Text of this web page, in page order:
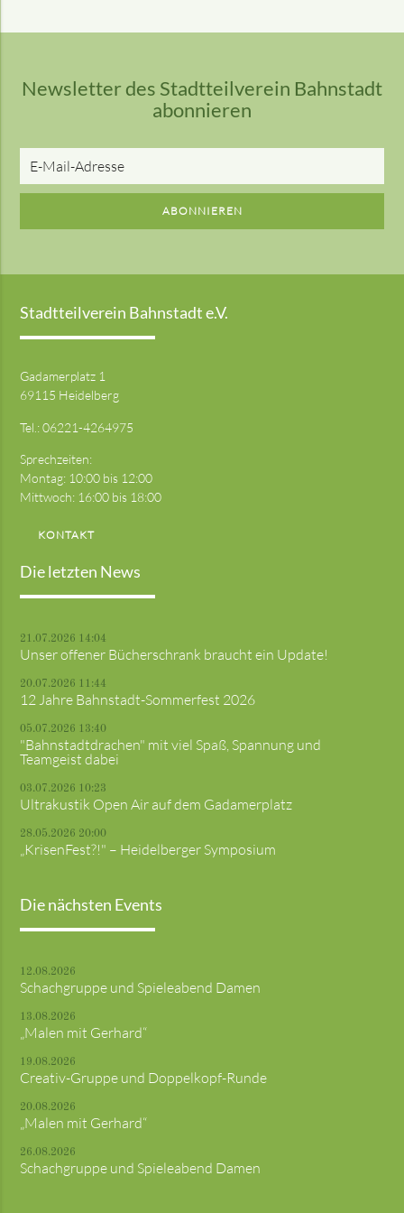
Newsletter des Stadtteilverein Bahnstadt
abonnieren
ABONNIEREN
Stadtteilverein Bahnstadt e.V.
Gadamerplatz 1
69115 Heidelberg
Tel.:06221-4264975
Sprechzeiten:
Montag: 10:00 bis 12:00
Mittwoch: 16:00 bis 18:00
KONTAKT
Die letzten News
21.07.2026 14:04
Unser offener Bücherschrank braucht ein Update!
20.07.2026 11:44
12 Jahre Bahnstadt-Sommerfest 2026
05.07.2026 13:40
"Bahnstadtdrachen" mit viel Spaß, Spannung und
Teamgeist dabei
03.07.2026 10:23
Ultrakustik Open Air auf dem Gadamerplatz
28.05.2026 20:00
„KrisenFest?!" – Heidelberger Symposium
Die nächsten Events
12.08.2026
Schachgruppe und Spieleabend Damen
13.08.2026
„Malen mit Gerhard“
19.08.2026
Creativ-Gruppe und Doppelkopf-Runde
20.08.2026
„Malen mit Gerhard“
26.08.2026
Schachgruppe und Spieleabend Damen